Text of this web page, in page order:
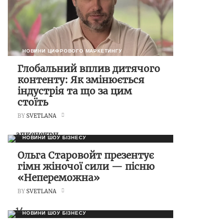
НОВИНИ ЦИФРОВОГО МАРКЕТИНГУ
Глобальний вплив дитячого
контенту: Як змінюється
індустрія та що за цим
стоїть
BYSVETLANA
НОВИНИ ШОУ БІЗНЕСУ
Ольга Старовойт презентує
гімн жіночої сили — пісню
«Непереможна»
BYSVETLANA
НОВИНИ ШОУ БІЗНЕСУ